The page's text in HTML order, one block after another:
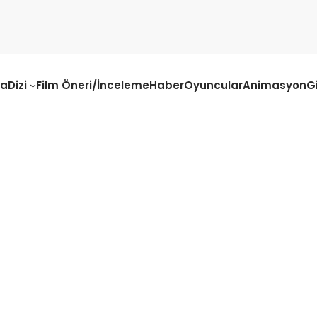
Dizi Film Öneri/İncelemeHaberOyuncularAnimasyon